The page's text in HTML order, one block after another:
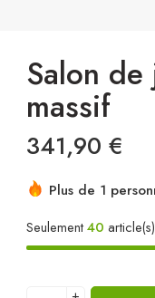
Salon
massif
341,90 €
Plus de 1
Seulement40